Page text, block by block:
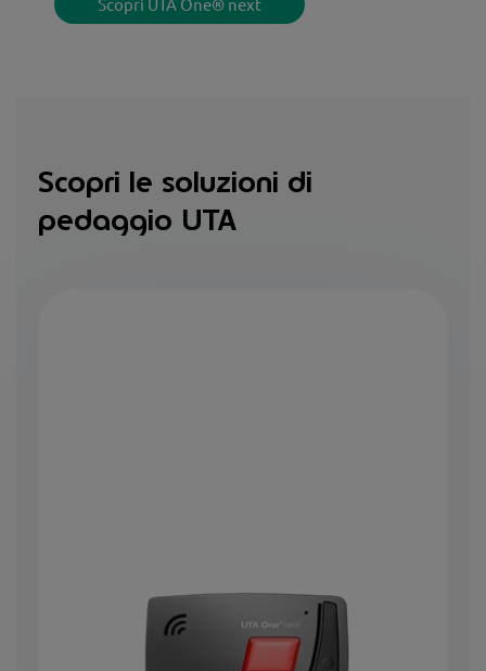
Scopri le soluzioni di
pedaggio UTA